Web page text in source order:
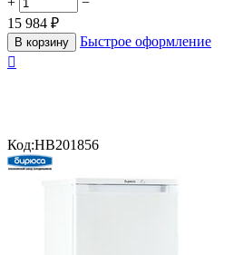
15 984 ₽
В корзину
Быстрое оформление

Код:HB201856